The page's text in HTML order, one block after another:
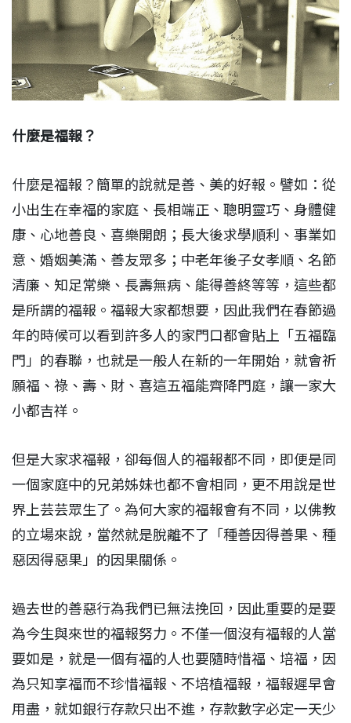
什麼是福報？
什麼是福報？簡單的說就是善、美的好報。譬如：從
小出生在幸福的家庭、長相端正、聰明靈巧、身體健
康、心地善良、喜樂開朗；長大後求學順利、事業如
意、婚姻美滿、善友眾多；中老年後子女孝順、名節
清廉、知足常樂、長壽無病、能得善終等等，這些都
是所謂的福報。福報大家都想要，因此我們在春節過
年的時候可以看到許多人的家門口都會貼上「五福臨
門」的春聯，也就是一般人在新的一年開始，就會祈
願福、祿、壽、財、喜這五福能齊降門庭，讓一家大
小都吉祥。
但是大家求福報，卻每個人的福報都不同，即便是同
一個家庭中的兄弟姊妹也都不會相同，更不用說是世
界上芸芸眾生了。為何大家的福報會有不同，以佛教
的立場來說，當然就是脫離不了「種善因得善果、種
惡因得惡果」的因果關係。
過去世的善惡行為我們已無法挽回，因此重要的是要
為今生與來世的福報努力。不僅一個沒有福報的人當
要如是，就是一個有福的人也要隨時惜福、培福，因
為只知享福而不珍惜福報、不培植福報，福報遲早會
用盡，就如銀行存款只出不進，存款數字必定一天少